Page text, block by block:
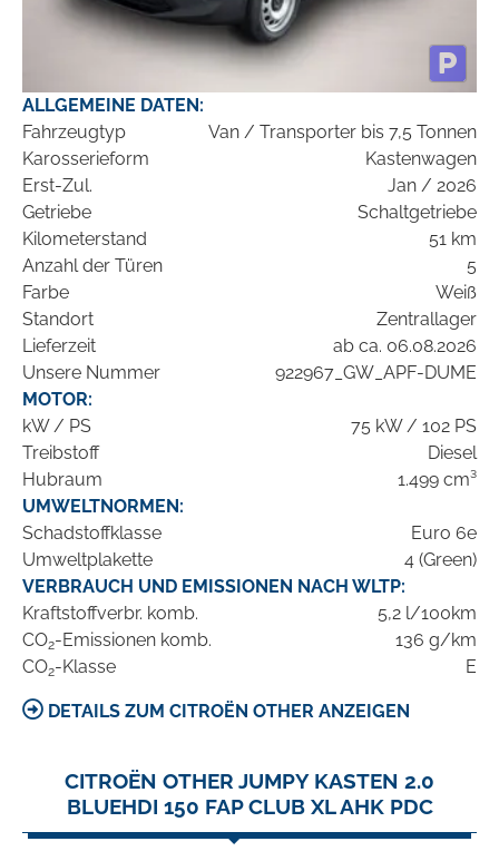
ALLGEMEINE DATEN:
Fahrzeugtyp
Van / Transporter bis 7,5 Tonnen
Karosserieform
Kastenwagen
Erst-Zul.
Jan / 2026
Getriebe
Schaltgetriebe
Kilometerstand
51 km
Anzahl der Türen
5
Farbe
Weiß
Standort
Zentrallager
Lieferzeit
ab ca. 06.08.2026
Unsere Nummer
922967_GW_APF-DUME
MOTOR:
kW / PS
75 kW / 102 PS
Treibstoff
Diesel
Hubraum
1.499 cm³
UMWELTNORMEN:
Schadstoffklasse
Euro 6e
Umweltplakette
4 (Green)
VERBRAUCH UND EMISSIONEN NACH WLTP:
Kraftstoffverbr. komb.
5,2 l/100km
CO2-Emissionen komb.
136 g/km
CO2-Klasse E
DETAILS ZUM CITROËN OTHER ANZEIGEN
CITROËN OTHER JUMPY KASTEN 2.0
BLUEHDI 150 FAP CLUB XL AHK PDC